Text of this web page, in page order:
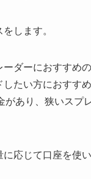
します。
ダーにおすすめ
たい方におすす
があり、狭いスプ
応じて口座を使